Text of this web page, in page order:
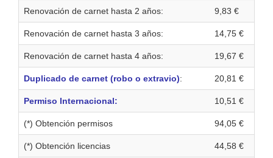
Renovación de carnet hasta 2 años: 9,83 €
Renovación de carnet hasta 3 años: 14,75 €
Renovación de carnet hasta 4 años: 19,67 €
Duplicado de carnet (robo o extravio): 20,81 €
Permiso Internacional: 10,51 €
(*) Obtención permisos 94,05 €
(*) Obtención licencias 44,58 €